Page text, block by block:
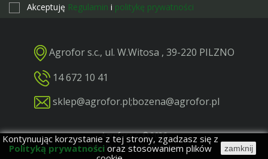
Kontynuując korzystanie z tej strony, zgadzasz się z
Polityką prywatności oraz stosowaniem plików
zamknij
Akceptuję Regulamin i politykę prywatności
Agrofor s.c., ul. W.Witosa , 39-220 PILZNO
14 672 10 41
sklep@agrofor.pl;bozena@agrofor.pl
Agrofor s.c. © 2026
Projekt i realizacja: BigCom